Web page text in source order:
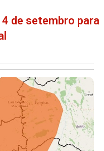
de setembro para